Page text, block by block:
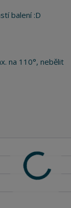
balení :D
na 110°, nebělit